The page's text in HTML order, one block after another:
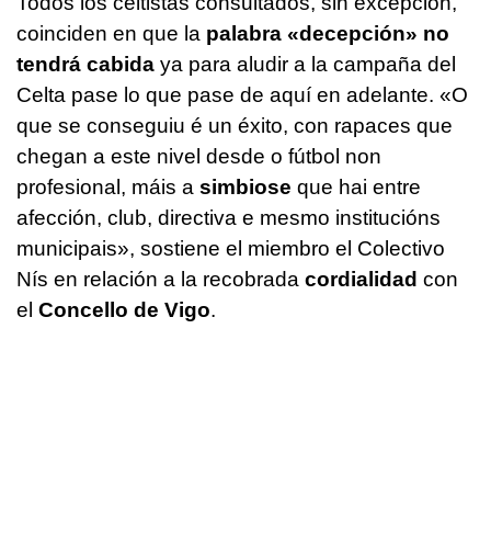
coinciden en que la palabra «decepción» no
tendrá cabida ya para aludir a la campaña del
Celta pase lo que pase de aquí en adelante. «O
que se conseguiu é un éxito, con rapaces que
chegan a este nivel desde o fútbol non
profesional, máis a simbiose que hai entre
afección, club, directiva e mesmo institucións
municipais», sostiene el miembro el Colectivo
Nís en relación a la recobrada cordialidad con
el Concello de Vigo.